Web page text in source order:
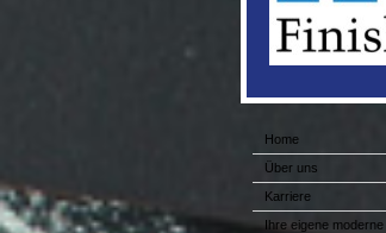
Home
Über uns
Karriere
Ihre eigene